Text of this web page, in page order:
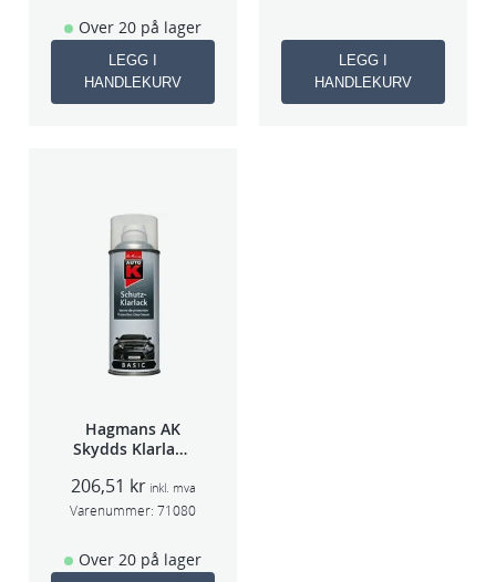
Over 20 på lager
LEGG I
HANDLEKURV
LEGG I
HANDLEKURV
Hagmans AK
Skydds Klarlakk
206,51 kr inkl. mva
Varenummer: 71080
Over 20 på lager